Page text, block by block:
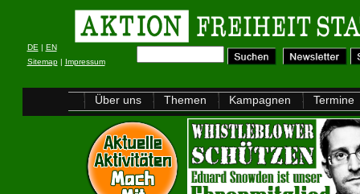
DE | EN
Sitemap| Impressum
Über uns Themen Kampagnen Termine